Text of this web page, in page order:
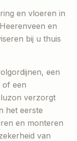
en vloeren in
en
bij u thuis
een
of een
verzorgt
het eerste
en monteren
van